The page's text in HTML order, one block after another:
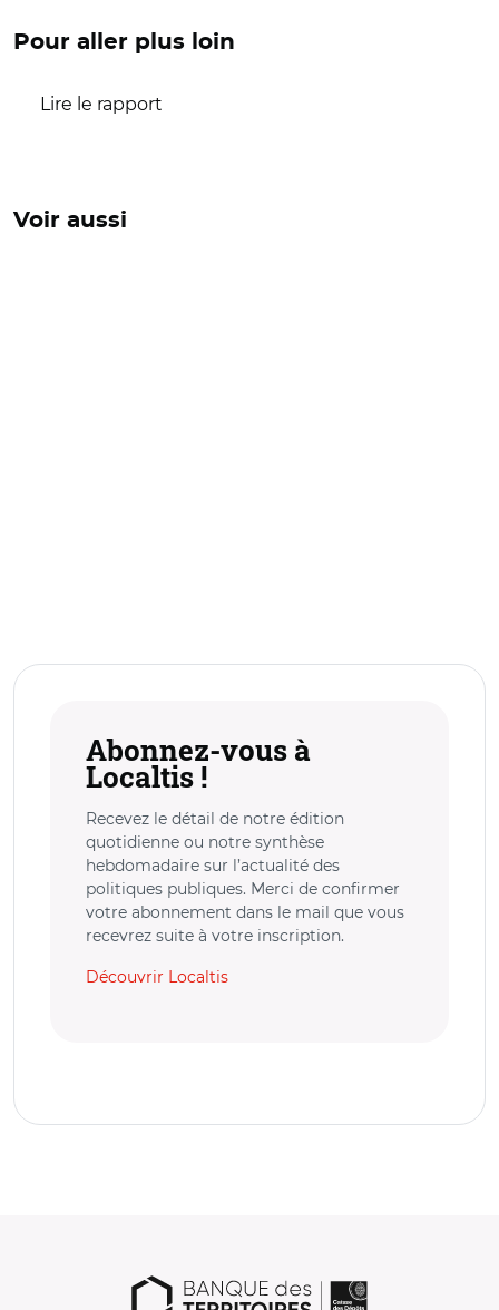
Pour aller plus loin
Lire le rapport
Voir aussi
Abonnez-vous à
Localtis !
Recevez le détail de notre édition
quotidienne ou notre synthèse
hebdomadaire sur l’actualité des
politiques publiques. Merci de confirmer
votre abonnement dans le mail que vous
recevrez suite à votre inscription.
Découvrir Localtis